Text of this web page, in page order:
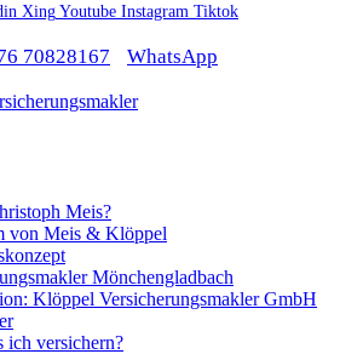
XingYoutube Instagram Tiktok
70828167 WhatsApp
Meis?
von Meis & Klöppel
Mönchengladbach
Klöppel Versicherungsmakler GmbH
ich versichern?